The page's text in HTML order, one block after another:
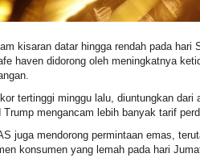
kisaran datar hingga rendah pada hari
haven didorong oleh meningkatnya
tertinggi minggu lalu, diuntungkan dari
mengancam lebih banyak tarif
juga mendorong permintaan emas,
konsumen yang lemah pada hari